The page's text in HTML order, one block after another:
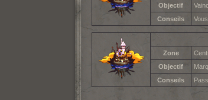
Objectif
Conseils
Zone
Objectif
Conseils